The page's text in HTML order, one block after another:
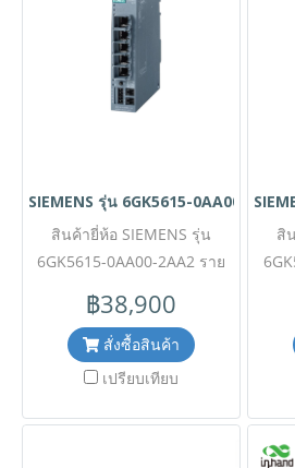
(Control Cabinet) ของระบบ
เครื่องจักรอัตโนมัติได้อย่าง
สมบูรณ์แบบ ✅ ขอราคาพิเศษ
สำหรับงานโครงการติดต่อ
แจ้งให้ทราบล่วงหน้า กรุณา
ติดต่อฝ่ายขายเพื่ออัพเดทราคา
สินค้
โ
กรุณ
ปกป้องอุปกรณ์และเครือข่าย
จากการคุกคามทางไซเบอร์ใน
กระบวนการผลิต มาพร้อม
พอร์ตเชื่อมต่อ RJ45 ความเร็ว
แยกเครือข่ายตามมาตรฐาน
ความปลอดภัย PROFIsafe,
ฟังก์ชัน NAT/NAPT และการ
SINEMA RC ได้อย่างราบรื่น ✅
ขอราคาพิเศษสำหรับงาน
โครงการติดต่อ Mobile : 063-
@aimonline *ราคาสินค้าอาจ
3G/
ข่า
พร้
ข
โค
จะมี
ให้
SIEMENS รุ่น 6GK5615-0AA00-2AA2
สินค้ายี่ห้อ SIEMENS รุ่น
6GK5615-0AA00-2AA2 ราย
อุตสาหกรรม (Industrial LAN
Router) จาก Siemens ตระกูล
SCALANCE S615 รหัส
พร้อมพอร์ตเชื่อมต่อ RJ45
฿38,900
สั่งซื้อสินค้า
เปรียบเทียบ
สิ
อุ
เ